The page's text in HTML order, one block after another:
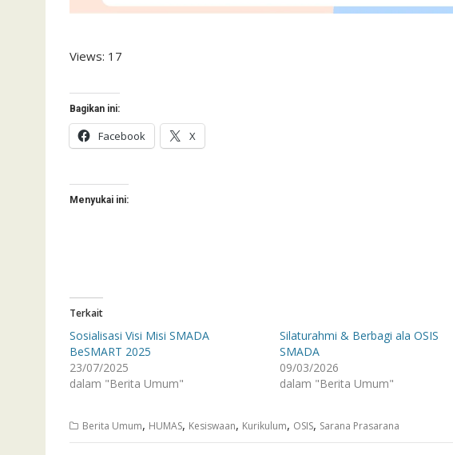
Views: 17
Bagikan ini:
Facebook X
Menyukai ini:
Terkait
Sosialisasi Visi Misi SMADA
BeSMART 2025
23/07/2025
dalam "Berita Umum"
Silaturahmi & Berbagi ala OSIS
SMADA
09/03/2026
dalam "Berita Umum"
Berita Umum, HUMAS, Kesiswaan, Kurikulum, OSIS, Sarana Prasarana